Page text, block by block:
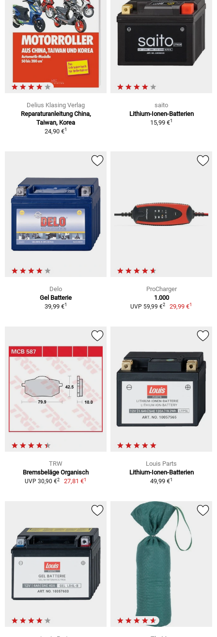
Delius Klasing Verlag
Reparaturanleitung China,
Taiwan, Korea
24,90 €1
saito
Lithium-Ionen-Batterien
15,99 €1
Delo
Gel Batterie
39,99 €1
ProCharger
1.000
UVP 59,99 €2 29,99 €1
TRW
Bremsbeläge Organisch
UVP 30,90 €2 27,81 €1
Louis Parts
Lithium-Ionen-Batterien
49,99 €1